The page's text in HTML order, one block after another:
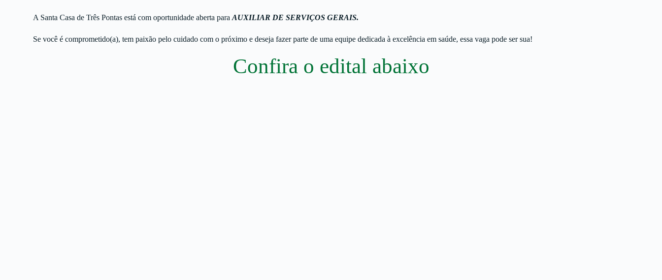
A Santa Casa de Três Pontas está com oportunidade aberta paraAUXILIAR DE SERVIÇOS GERAIS.
Se você é comprometido(a), tem paixão pelo cuidado com o próximo e deseja fazer parte de uma equipe dedicada à excelência em saúde, essa vaga pode ser sua!
Confira o edital abaixo